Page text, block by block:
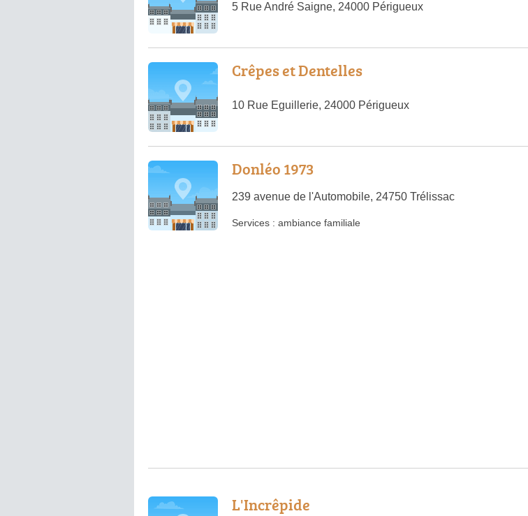
5 Rue André Saigne, 24000 Périgueux
Crêpes et Dentelles
10 Rue Eguillerie, 24000 Périgueux
Donléo 1973
239 avenue de l'Automobile, 24750 Trélissac
Services : ambiance familiale
L'Incrêpide